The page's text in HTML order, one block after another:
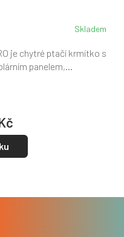
Skladem
je chytré ptačí krmítko s
panelem,...